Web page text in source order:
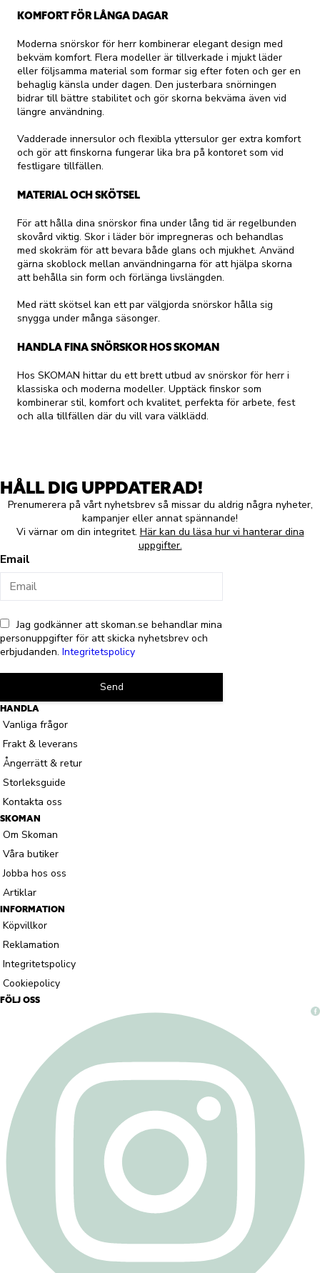
KOMFORT FÖR LÅNGA DAGAR
Moderna snörskor för herr kombinerar elegant design med
bekväm komfort. Flera modeller är tillverkade i mjukt läder
eller följsamma material som formar sig efter foten och ger en
behaglig känsla under dagen. Den justerbara snörningen
bidrar till bättre stabilitet och gör skorna bekväma även vid
längre användning.
Vadderade innersulor och flexibla yttersulor ger extra komfort
och gör att finskorna fungerar lika bra på kontoret som vid
festligare tillfällen.
MATERIAL OCH SKÖTSEL
För att hålla dina snörskor fina under lång tid är regelbunden
skovård viktig. Skor i läder bör impregneras och behandlas
med skokräm för att bevara både glans och mjukhet. Använd
gärna skoblock mellan användningarna för att hjälpa skorna
att behålla sin form och förlänga livslängden.
Med rätt skötsel kan ett par välgjorda snörskor hålla sig
snygga under många säsonger.
HANDLA FINA SNÖRSKOR HOS SKOMAN
Hos SKOMAN hittar du ett brett utbud av snörskor för herr i
klassiska och moderna modeller. Upptäck finskor som
kombinerar stil, komfort och kvalitet, perfekta för arbete, fest
och alla tillfällen där du vill vara välklädd.
HÅLL DIG UPPDATERAD!
Prenumerera på vårt nyhetsbrev så missar du aldrig några nyheter,
kampanjer eller annat spännande!
Vi värnar om din integritet. Här kan du läsa hur vi hanterar dina
uppgifter.
Email
Jag godkänner att skoman.se behandlar mina
personuppgifter för att skicka nyhetsbrev och
erbjudanden. Integritetspolicy
Send
HANDLA
Vanliga frågor
Frakt & leverans
Ångerrätt & retur
Storleksguide
Kontakta oss
SKOMAN
Om Skoman
Våra butiker
Jobba hos oss
Artiklar
INFORMATION
Köpvillkor
Reklamation
Integritetspolicy
Cookiepolicy
FÖLJ OSS